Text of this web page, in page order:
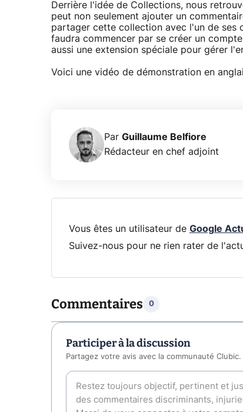
Derrière l'idée de Collections, nous
peut non seulement ajouter un
partager cette collection avec l'un de ses
faudra commencer par se créer un
aussi une extension spéciale pour gérer
Voici une vidéo de démonstration en
Par Guillaume Belfiore
Rédacteur en chef adjoint
Vous êtes un utilisateur de Google
Suivez-nous pour ne rien rater de
Commentaires 0
Participer à la discussion
Partagez votre avis avec la communauté Clubic.